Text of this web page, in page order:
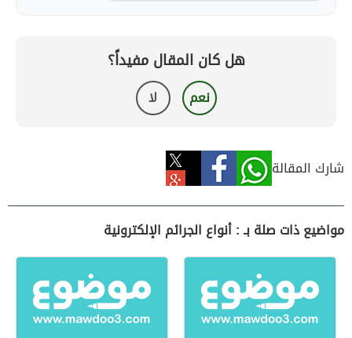
هل كان المقال مفيداً؟
نعم لا
شارك المقالة
مواضيع ذات صلة بـ : أنواع الجرائم الإلكترونية